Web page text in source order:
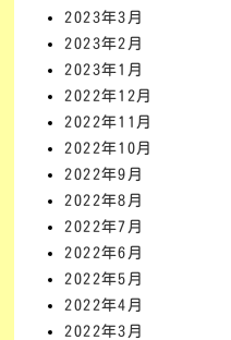
2023年3月
2023年2月
2023年1月
2022年12月
2022年11月
2022年10月
2022年9月
2022年8月
2022年7月
2022年6月
2022年5月
2022年4月
2022年3月